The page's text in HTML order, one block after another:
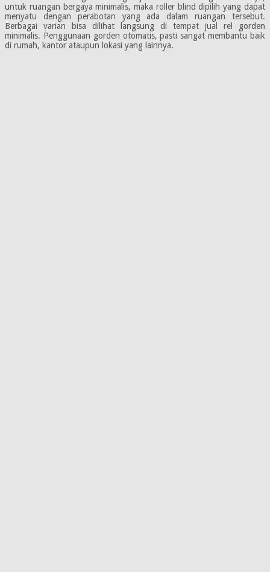
untuk ruangan bergaya minimalis, maka roller blind dipilih yang dapat
menyatu dengan perabotan yang ada dalam ruangan tersebut.
Berbagai varian bisa dilihat langsung di tempat jual rel gorden
minimalis. Penggunaan gorden otomatis, pasti sangat membantu baik
di rumah, kantor ataupun lokasi yang lainnya.